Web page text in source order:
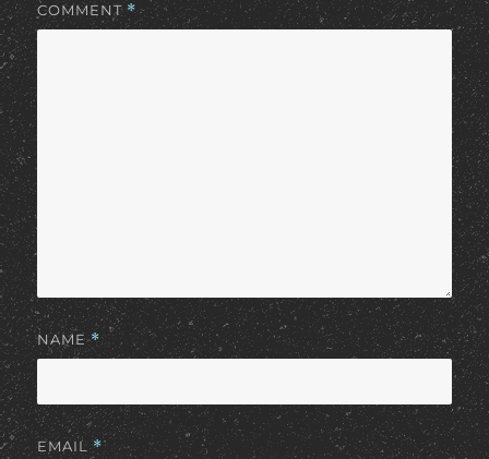
COMMENT *
NAME*
EMAIL*